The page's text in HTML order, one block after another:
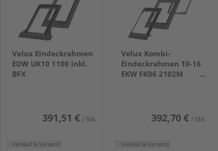
Velux Eindeckrahmen
EDW UK10 1100 inkl.
BFX
391,51 € / Stk.
Verkauf & Versand
Velux Kombi-
Eindeckrahmen 10-16
EKW FK06 2102M
392,70 € / Stk.
Verkauf & Versand